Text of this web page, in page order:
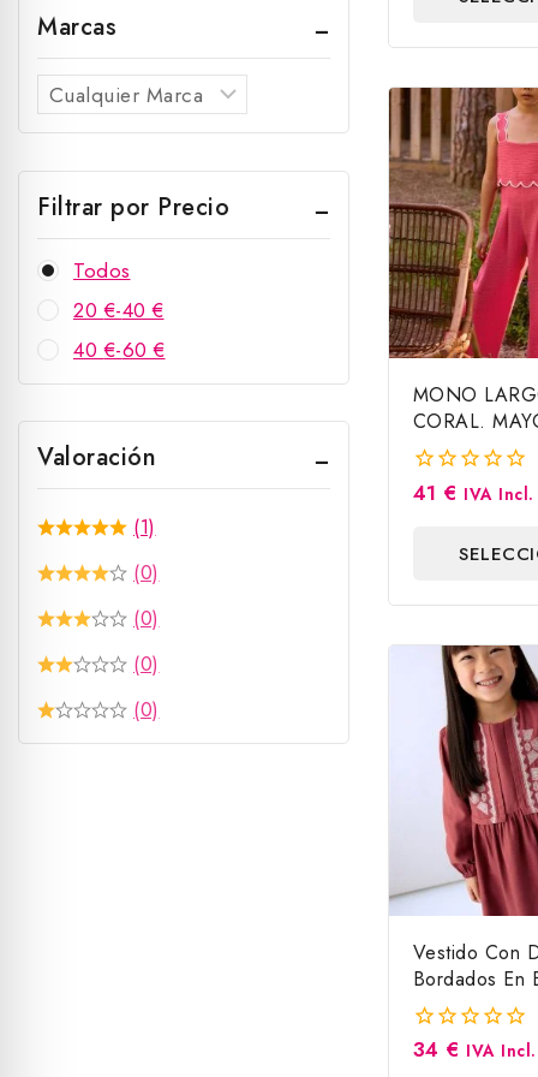
MONO
CORAL.
0
41 € IVA Incl.
Vestido Con
Bordados En
Mayoral
0
34 € IVA Incl.
Marcas
Filtrar por Precio
Todos
20€-40€
40€-60€
Valoración
(1)
(0)
(0)
(0)
(0)